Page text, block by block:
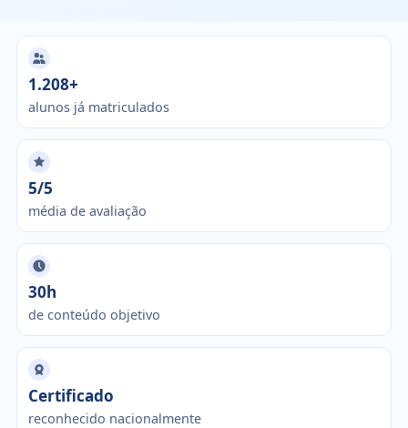
1.208+
alunos já matriculados
5/5
média de avaliação
30h
de conteúdo objetivo
Certificado
reconhecido nacionalmente